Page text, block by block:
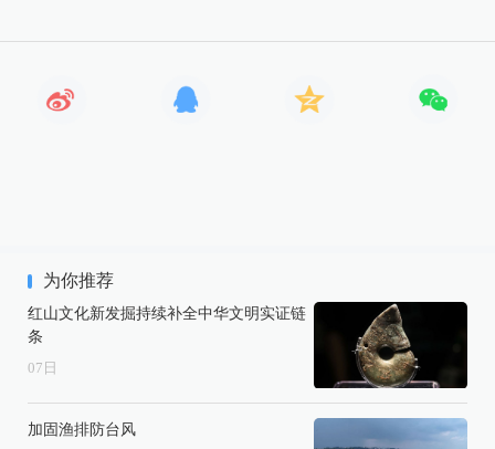
为你推荐
红山文化新发掘持续补全中华文明实证链
条
07 日
加固渔排防台风